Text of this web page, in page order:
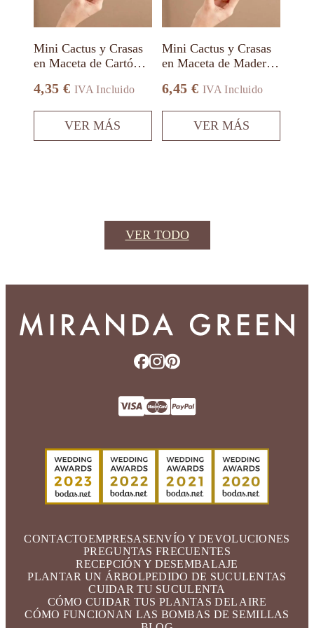
Mini Cactus y Crasas
en Maceta de Cartón
4,35 € IVA Incluido
VER MÁS
pueden
elegir
la
página
producto
Mini Cactus y Crasas
en Maceta de Madera
6,45€ IVA Incluido
VER MÁS
elegir
la
página
producto
VER TODO
CONTACTOEMPRESASENVÍO Y DEVOLUCIONES
PREGUNTAS FRECUENTES
RECEPCIÓN Y DESEMBALAJE
PLANTAR UN ÁRBOLPEDIDO DE SUCULENTAS
CUIDAR TU SUCULENTA
CÓMO CUIDAR TUS PLANTAS DEL AIRE
CÓMO FUNCIONAN LAS BOMBAS DE SEMILLAS